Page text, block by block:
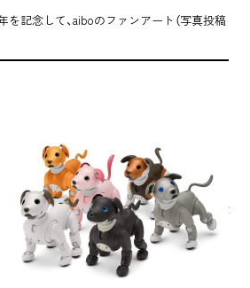
を記念して、aiboのファンアート（写真投稿